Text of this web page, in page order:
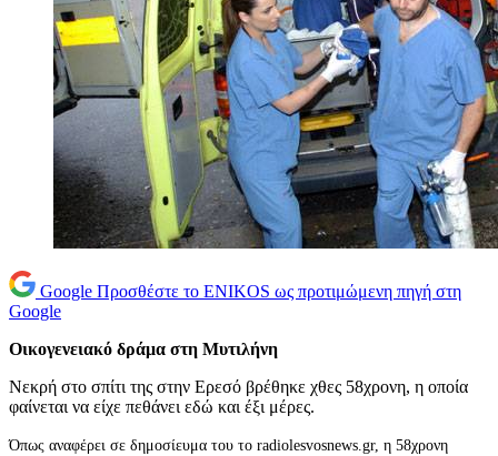
Google Προσθέστε το ENIKOS ως προτιμώμενη πηγή στη
Google
Οικογενειακό δράμα στη Μυτιλήνη
Νεκρή στο σπίτι της στην Ερεσό βρέθηκε χθες 58χρονη, η οποία
φαίνεται να είχε πεθάνει εδώ και έξι μέρες.
Όπως αναφέρει σε δημοσίευμα του το radiolesvosnews.gr, η 58χρονη